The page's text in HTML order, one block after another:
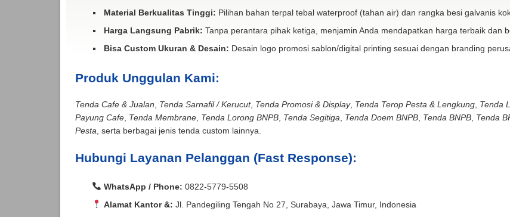
Material Berkualitas Tinggi: Pilihan bahan terpal tebal waterproof (tahan air) dan rangka besi galvanis
Harga Langsung Pabrik: Tanpa perantara pihak ketiga, menjamin Anda mendapatkan harga terbaik dan
Bisa Custom Ukuran & Desain: Desain logo promosi sablon/digital printing sesuai dengan branding
Produk Unggulan Kami:
Tenda Cafe & Jualan Tenda Sarnafil / Kerucut, Tenda Promosi & Display, Tenda Terop Pesta & Lengkung, Tenda
Payung Cafe, Tenda Membrane, Tenda Lorong BNPB, Tenda Segitiga Tenda Doem BNPB, Tenda BNPB, Tenda
Pesta , serta berbagai jenis tenda custom lainnya.
Hubungi Layanan Pelanggan (Fast Response):
WhatsApp / Phone: 0822-5779-5508
Alamat Kantor &: Jl. Pandegiling Tengah No 27, Surabaya, Jawa Timur, Indonesia